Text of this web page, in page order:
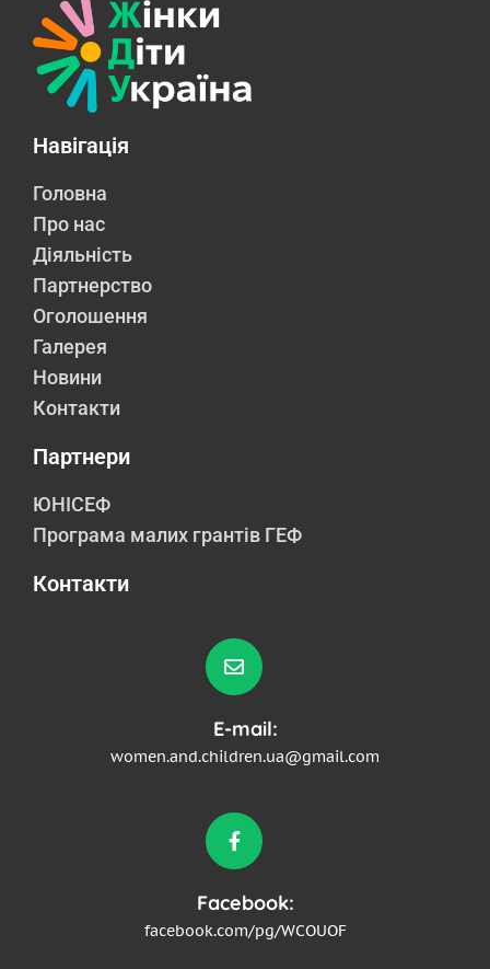
Навігація
Головна
Про нас
Діяльність
Партнерство
Оголошення
Галерея
Новини
Контакти
Партнери
ЮНІСЕФ
Програма малих грантів ГЕФ
Контакти
E-mail:
women.and.children.ua@gmail.com
Facebook:
facebook.com/pg/WCOUOF